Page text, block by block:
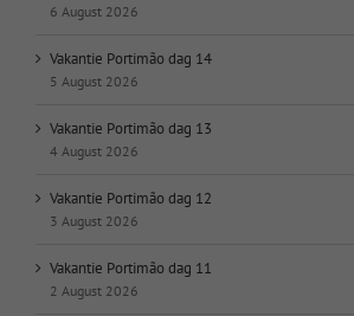
6 August 2026
Vakantie Portimão dag 14
5 August 2026
Vakantie Portimão dag 13
4 August 2026
Vakantie Portimão dag 12
3 August 2026
Vakantie Portimão dag 11
2 August 2026